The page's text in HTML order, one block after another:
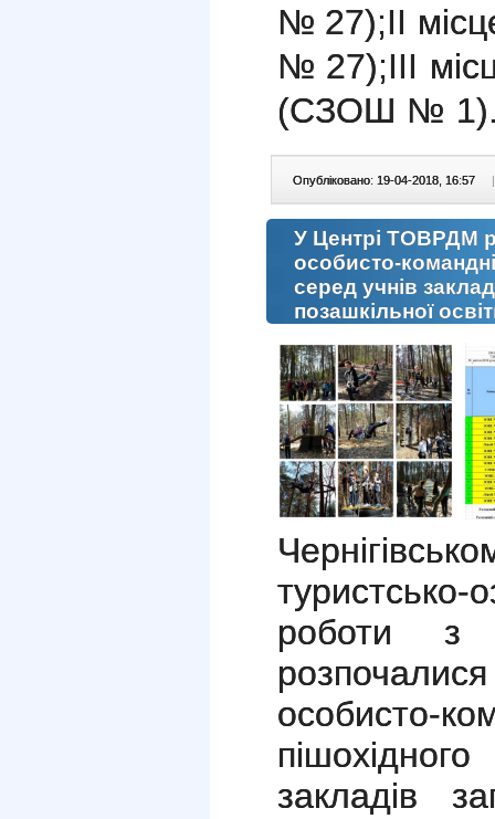
№ 27);ІІ
№ 27);ІІІ
(СЗОШ №
Опубліковано: 19-04-2018, 16:57 |
У Центрі ТОВРДМ
особисто-
серед учнів
позашкільної
туристсько-
роботи з
особисто-
закладів